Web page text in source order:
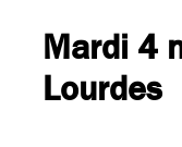
Mardi 4
Lourdes